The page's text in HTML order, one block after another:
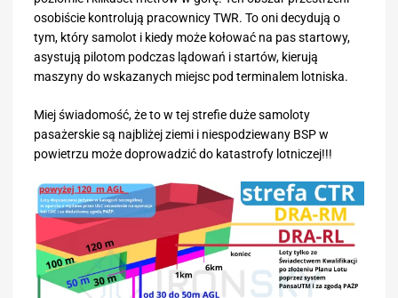
osobiście kontrolują pracownicy TWR. To oni decydują o
tym, który samolot i kiedy może kołować na pas startowy,
asystują pilotom podczas lądowań i startów, kierują
maszyny do wskazanych miejsc pod terminalem lotniska.
Miej świadomość, że to w tej strefie duże samoloty
pasażerskie są najbliżej ziemi i niespodziewany BSP w
powietrzu może doprowadzić do katastrofy lotniczej!!!